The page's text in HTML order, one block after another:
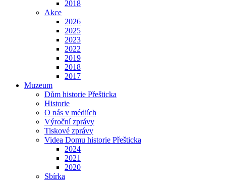
2018
Akce
2026
2025
2023
2022
2019
2018
2017
Muzeum
Dům historie Přešticka
Historie
O nás v médiích
Výroční zprávy
Tiskové zprávy
Videa Domu historie Přešticka
2024
2021
2020
Sbírka